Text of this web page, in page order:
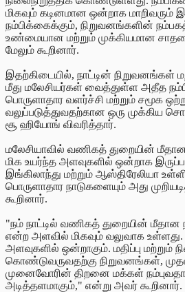
மிகவும் கடினமான ஒன்றாக மாறிவரும்
நம்பிக்கைக்கும், நிறுவனங்களின்
உண்மையான மற்றும் முக்கியமான
மேலும் கூறினார்.
இதற்கிடையில், நாட்டின் நிறுவனங்கள்
மீது மலேசியர்கள் வைத்துள்ள அதீத
பொருளாதார வளர்ச்சி மற்றும் சமூக
வலுப்படுத்துவதற்கான ஒரு முக்கிய
சூ ஹியோங் விவரித்தார்.
மலேசியாவில் வணிகத் துறையின்
மிக உயர்ந்த அளவுகளில் ஒன்றாக
இங்கிலாந்து மற்றும் ஆஸ்திரேலியா
பொருளாதார நாடுகளையும் அது
கூறினார்.
"நம் நாட்டில் வணிகத் துறையின் மீதான
என்ற அளவில் மிகவும் வலுவாக உள்ளது.
அளவுகளில் ஒன்றாகும். மதிப்பு
கொண்டுவருவதற்கு நிறுவனங்கள்,
முனைவோரின் திறனை மக்கள்
அடித்தளமாகும்," என்று அவர் கூறினார்.